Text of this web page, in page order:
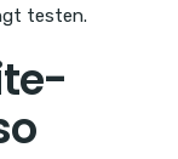
testen.